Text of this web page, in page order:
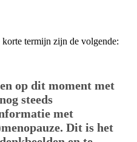
termijn zijn de volgende:
op dit moment met
steeds
met
Dit is het